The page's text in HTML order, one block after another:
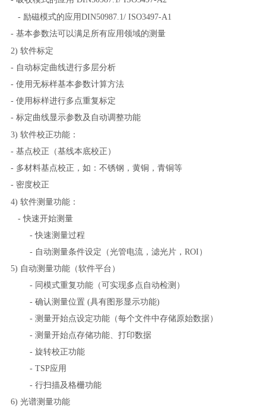
- 励磁模式的应用DIN50987.1/ ISO3497-A1
- 基本参数法可以满足所有应用领域的测量
2) 软件标定
- 自动标定曲线进行多层分析
- 使用无标样基本参数计算方法
- 使用标样进行多点重复标定
- 标定曲线显示参数及自动调整功能
3) 软件校正功能：
- 基点校正（基线本底校正）
- 多材料基点校正，如：不锈钢，黄铜，青铜等
- 密度校正
4) 软件测量功能：
- 快速开始测量
- 快速测量过程
- 自动测量条件设定（光管电流，滤光片，ROI）
5) 自动测量功能（软件平台）
- 同模式重复功能（可实现多点自动检测）
- 确认测量位置 (具有图形显示功能)
- 测量开始点设定功能（每个文件中存储原始数据）
- 测量开始点存储功能、打印数据
- 旋转校正功能
- TSP应用
- 行扫描及格栅功能
6) 光谱测量功能